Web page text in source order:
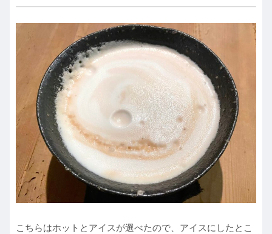
こちらはホットとアイスが選べたので、アイスにしたとこ